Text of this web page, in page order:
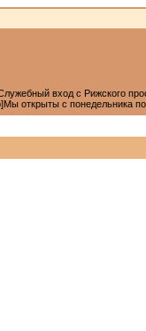
вход с Рижского
открыты с понедельника